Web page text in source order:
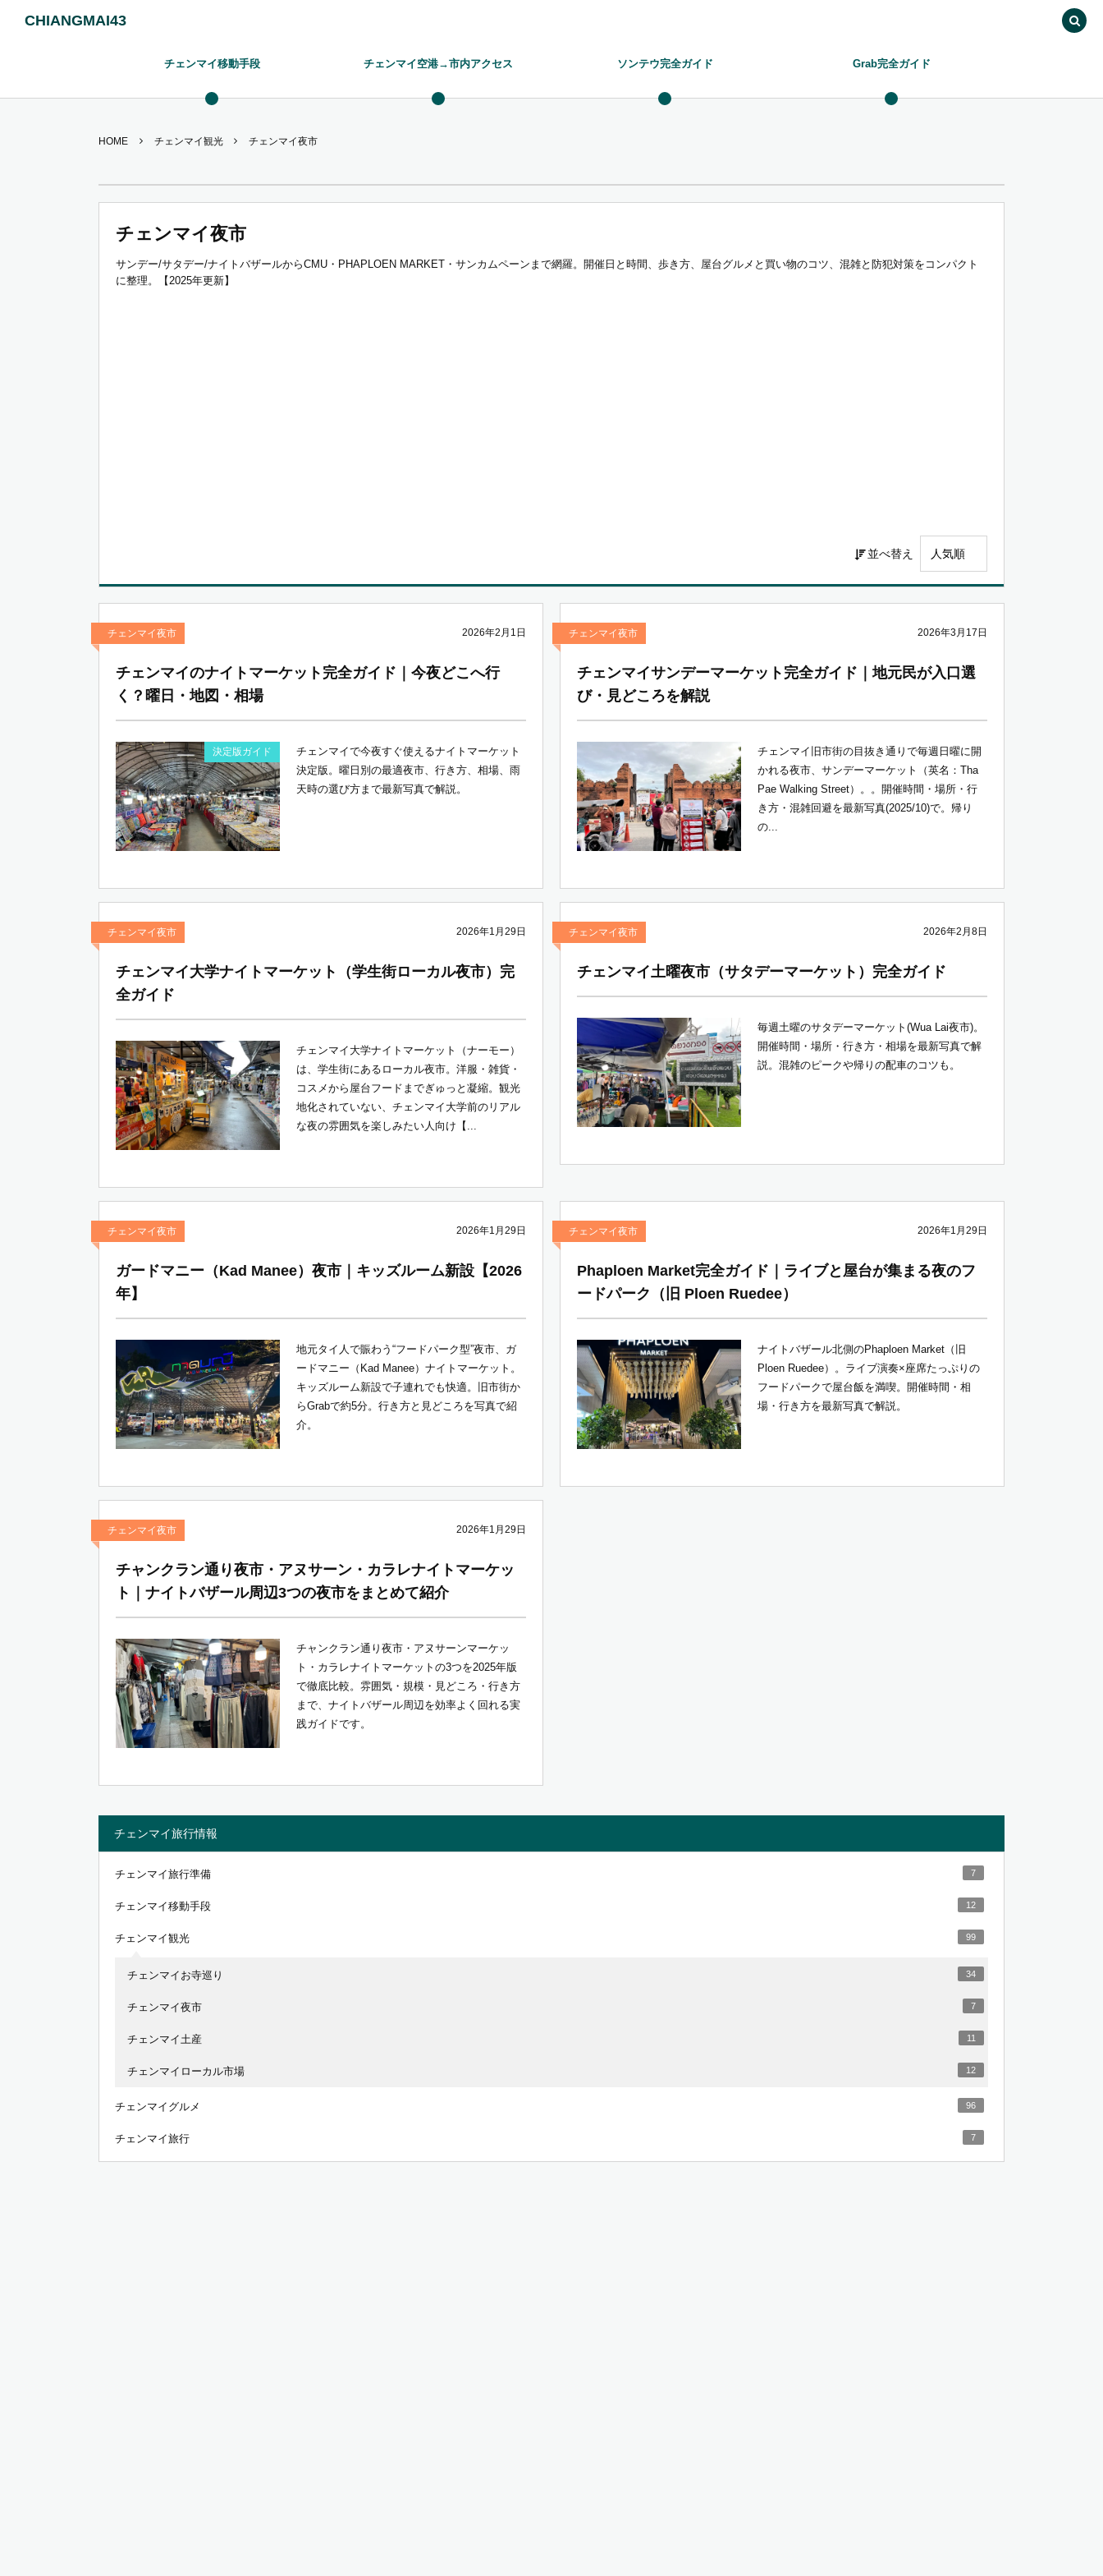
CHIANGMAI43
チェンマイ移動手段 チェンマイ空港→市内アクセス ソンテウ完全ガイド Grab完全ガイド
HOME チェンマイ観光 チェンマイ夜市
チェンマイ夜市
サンデー/サタデー/ナイトバザールからCMU・PHAPLOEN MARKET・サンカムペーンまで網羅。開催日と時間、歩き方、屋台グルメと買い物のコツ、混雑と防犯対策をコンパクト
に整理。【2025年更新】
並べ替え
チェンマイ夜市 2026年2月1日
チェンマイのナイトマーケット完全ガイド｜今夜どこへ行
く？曜日・地図・相場
決定版ガイド
チェンマイで今夜すぐ使えるナイトマーケット
決定版。曜日別の最適夜市、行き方、相場、雨
天時の選び方まで最新写真で解説。
チェンマイ夜市 2026年3月17日
チェンマイサンデーマーケット完全ガイド｜地元民が入口選
び・見どころを解説
チェンマイ旧市街の目抜き通りで毎週日曜に開
かれる夜市、サンデーマーケット（英名：Tha
Pae Walking Street）。。開催時間・場所・行
き方・混雑回避を最新写真(2025/10)で。帰り
の...
チェンマイ夜市 2026年1月29日
チェンマイ大学ナイトマーケット（学生街ローカル夜市）完
全ガイド
チェンマイ大学ナイトマーケット（ナーモー）
は、学生街にあるローカル夜市。洋服・雑貨・
コスメから屋台フードまでぎゅっと凝縮。観光
地化されていない、チェンマイ大学前のリアル
な夜の雰囲気を楽しみたい人向け【...
チェンマイ夜市 2026年2月8日
チェンマイ土曜夜市（サタデーマーケット）完全ガイド
毎週土曜のサタデーマーケット(Wua Lai夜市)。
開催時間・場所・行き方・相場を最新写真で解
説。混雑のピークや帰りの配車のコツも。
チェンマイ夜市 2026年1月29日
ガードマニー（Kad Manee）夜市｜キッズルーム新設【2026
年】
地元タイ人で賑わう“フードパーク型”夜市、ガ
ードマニー（Kad Manee）ナイトマーケット。
キッズルーム新設で子連れでも快適。旧市街か
らGrabで約5分。行き方と見どころを写真で紹
介。
チェンマイ夜市 2026年1月29日
Phaploen Market完全ガイド｜ライブと屋台が集まる夜のフ
ードパーク（旧 Ploen Ruedee）
ナイトバザール北側のPhaploen Market（旧
Ploen Ruedee）。ライブ演奏×座席たっぷりの
フードパークで屋台飯を満喫。開催時間・相
場・行き方を最新写真で解説。
チェンマイ夜市 2026年1月29日
チャンクラン通り夜市・アヌサーン・カラレナイトマーケッ
ト｜ナイトバザール周辺3つの夜市をまとめて紹介
チャンクラン通り夜市・アヌサーンマーケッ
ト・カラレナイトマーケットの3つを2025年版
で徹底比較。雰囲気・規模・見どころ・行き方
まで、ナイトバザール周辺を効率よく回れる実
践ガイドです。
チェンマイ旅行情報
チェンマイ旅行準備 7
チェンマイ移動手段 12
チェンマイ観光 99
チェンマイお寺巡り 34
チェンマイ夜市 7
チェンマイ土産 11
チェンマイローカル市場 12
チェンマイグルメ 96
チェンマイ旅行 7